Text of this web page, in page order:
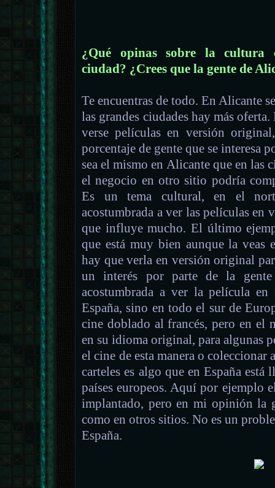
¿Qué opinas sobre la cultura
ciudad? ¿Crees que la gente de
Te encuentras de todo. En Alicante
las grandes ciudades hay más
verse películas en versión
porcentaje de gente que se interesa
sea el mismo en Alicante que en las
el negocio en otro sitio podría
Es un tema cultural, en el
acostumbrada a ver las películas en
que influye mucho. El último
que está muy bien aunque la veas
hay que verla en versión original
un interés por parte de la
acostumbrada a ver la película
España, sino en todo el sur de
cine doblado al francés, pero en el
en su idioma original, para algunas
el cine de esta manera o
carteles es algo que en España está
países europeos. Aquí por ejemplo
implantado, pero en mi opinión la
como en otros sitios. No es un
España.